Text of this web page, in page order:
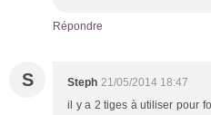
Répondre
S Steph 21/05/2014 18:47
il y a 2 tiges à utiliser pour